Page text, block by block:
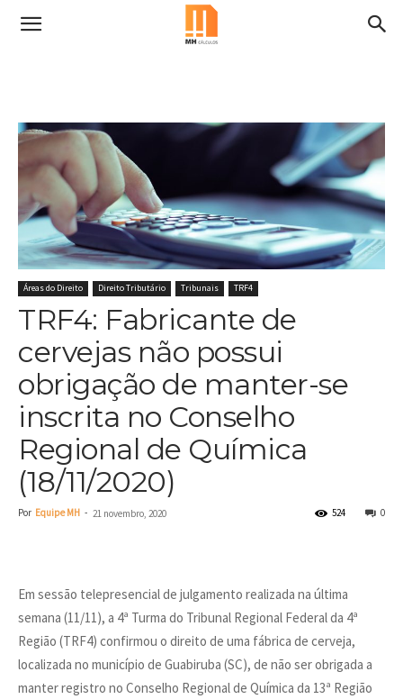
Áreas do Direito Direito Tributário Tribunais TRF4
TRF4: Fabricante de
cervejas não possui
obrigação de manter-se
inscrita no Conselho
Regional de Química
(18/11/2020)
Por Equipe MH - 21 novembro, 2020 0
524
Em sessão telepresencial de julgamento realizada na última
semana (11/11), a 4ª Turma do Tribunal Regional Federal da 4ª
Região (TRF4) confirmou o direito de uma fábrica de cerveja,
localizada no município de Guabiruba (SC), de não ser obrigada a
manter registro no Conselho Regional de Química da 13ª Região